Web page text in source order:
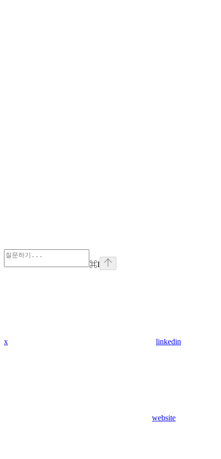
⌘I
x linkedin
website